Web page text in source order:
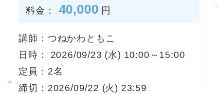
料金： 40,000 円
講師：つねかわともこ
日時： 2026/09/23 (水) 10:00～15:00
定員：2名
締切：2026/09/22 (火) 23:59